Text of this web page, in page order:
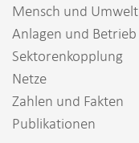
Mensch und Umwelt
Anlagen und Betrieb
Sektorenkopplung
Netze
Zahlen und Fakten
Publikationen